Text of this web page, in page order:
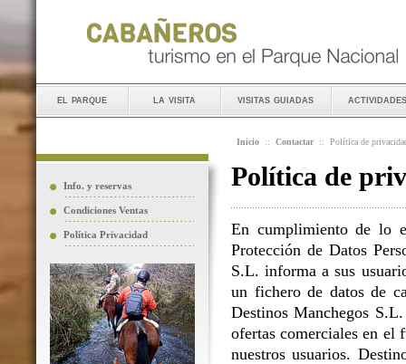
el parque la visita visitas guiadas actividades
Info. y reservas
Condiciones Ventas
Política Privacidad
Inicio :: Contactar :: Política de
Política de
En cumplimiento de lo
Protección de Datos
S.L. informa a sus
un fichero de datos de
Destinos Manchegos
ofertas comerciales en el
nuestros usuarios.